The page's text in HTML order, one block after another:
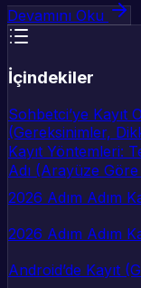
Devamını Oku
İçindekiler
Sohbetci’ye Kayıt
(Gereksinimler,
Kayıt Yöntemleri:
Adı (Arayüze
2026 Adım Adım
2026 Adım Adım
Android’de Kayıt